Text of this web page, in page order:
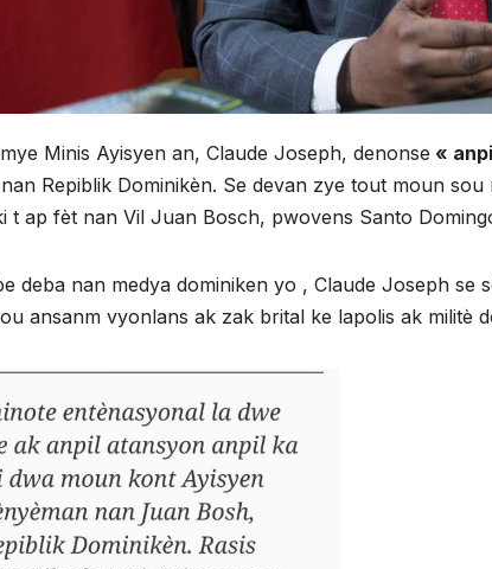
Minis Ayisyen an, Claude Joseph, denonse «
Repiblik Dominikèn. Se devan zye tout moun
t ap fèt nan Vil Juan Bosch, pwovens Santo
deba nan medya dominiken yo , Claude Joseph se
ansanm vyonlans ak zak brital ke lapolis ak militè